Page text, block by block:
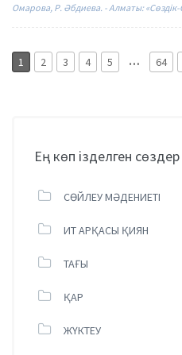
Омарова, Р. Әбдиева. - Алматы: «Сөздік-
1 2 3 4 5 … 64
Ең көп ізделген сөздер
СӨЙЛЕУ МӘДЕНИЕТІ
ИТ АРҚАСЫ ҚИЯН
ТАҒЫ
ҚАР
ЖҮКТЕУ